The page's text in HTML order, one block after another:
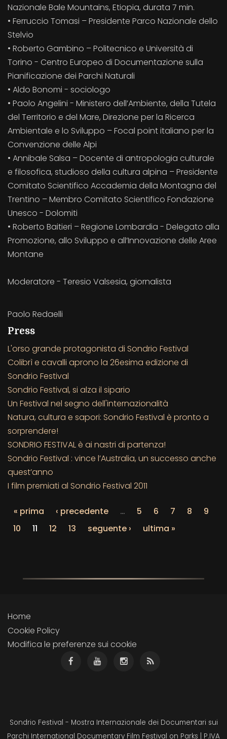
Nazionale Bale Mountains, Etiopia, durata 7 min.
• Ferruccio Tomasi – Presidente Parco Nazionale dello
Stelvio
• Roberto Gambino – Politecnico e Università di
Torino - Centro Europeo di Documentazione sulla
Pianificazione dei Parchi Naturali
• Aldo Bonomi - sociologo
• Paolo Angelini - Ministero dell’Ambiente, della Tutela
del Territorio e del Mare, Direzione per la Ricerca
Ambientale e lo Sviluppo – Focal point italiano per la
Convenzione delle Alpi
• Annibale Salsa – Docente di antropologia culturale
e filosofica, studioso della cultura alpina – Presidente
Comitato Scientifico Accademia della Montagna del
Trentino – Membro Comitato Scientifico Fondazione
Unesco - Dolomiti
• Roberto Baitieri – Regione Lombardia - Delegato alla
Promozione, allo Sviluppo e all’Innovazione delle Aree
Montane
Moderatore - Teresio Valsesia, giornalista
Paolo Redaelli
Press
L'orso grande protagonista di Sondrio Festival
Colibrì e cavalli aprono la 26esima edizione di
Sondrio Festival
Sondrio Festival, si alza il sipario
Un Festival nel segno dell'internazionalità
Natura, cultura e sapori: Sondrio Festival è pronto a
sorprendere!
SONDRIO FESTIVAL è ai nastri di partenza!
Sondrio Festival : vince l’Australia, un successo anche
quest’anno
I film premiati al Sondrio Festival 2011
« prima ‹ precedente … 5 6 7 8
9
10
11 12 13 seguente › ultima »
Home
Cookie Policy
Modifica le preferenze sui cookie
Sondrio Festival - Mostra Internazionale dei Documentari sui
Parchi International Documentary Film Festival on Parks | P.IVA